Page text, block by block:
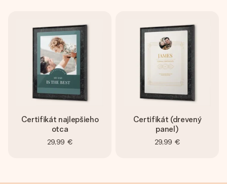
Kartička s venovaním zdarma
Vytvorte niečo výnimočné v pár jednoduchých krokoch – s
jej menom, vašou fotografiou alebo odkazom, ktorý naozaj
zahreje pri srdci. Žiadne zbytočnosti, len veľa lásky pre ten
pravý moment.
Certifikát najlepšieho
otca
29,99 €
Certifikát (drevený
panel)
29,99 €